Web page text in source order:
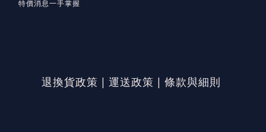
特價消息一手掌握
退換貨政策 運送政策 條款與細則